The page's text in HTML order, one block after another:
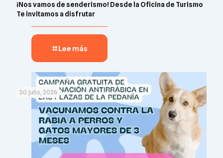
¡Nos vamos de senderismo! Desde la Oficina de Turismo
Te invitamos a disfrutar
Lee más
30 julio, 2026